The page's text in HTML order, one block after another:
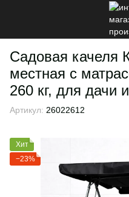
Садовая качеля
местная с
260 кг, для дачи
Артикул: 26022612
Хит
−23%